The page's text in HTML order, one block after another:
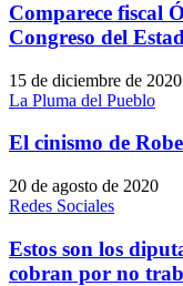
Comparece fiscal
Congreso del
15 de diciembre de 2020
La Pluma del Pueblo
El cinismo de
20 de agosto de 2020
Redes Sociales
Estos son los
cobran por no